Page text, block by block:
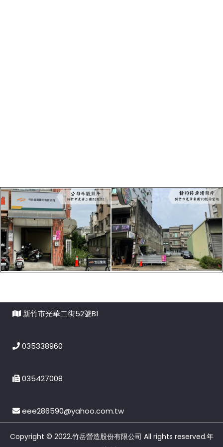
新竹市光華二街52號B1
035338960
035427008
eee286590@yahoo.com.tw
Copyright © 2022.竹岳營造股份有限公司 All rights reserved.年